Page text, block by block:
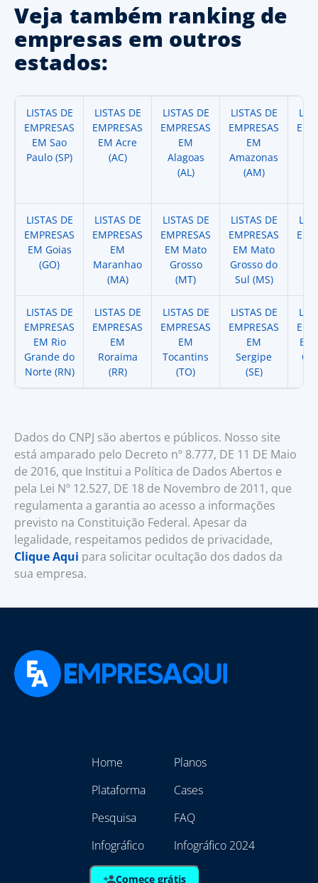
Veja também ranking de
empresas em outros
estados:
LISTAS DE
EMPRESAS
EM Sao
Paulo (SP)
LISTAS DE
EMPRESAS
EM Acre
(AC)
LISTAS DE
EMPRESAS
EM
Alagoas
(AL)
LISTAS DE
EMPRESAS
EM
Amazonas
(AM)
LISTAS DE
EMPRESAS
EM Goias
(GO)
LISTAS DE
EMPRESAS
EM
Maranhao
(MA)
LISTAS DE
EMPRESAS
EM Mato
Grosso
(MT)
LISTAS DE
EMPRESAS
EM Mato
Grosso do
Sul (MS)
LISTAS DE
EMPRESAS
EM Rio
Grande do
Norte (RN)
LISTAS DE
EMPRESAS
EM
Roraima
(RR)
LISTAS DE
EMPRESAS
EM
Tocantins
(TO)
LISTAS DE
EMPRESAS
EM
Sergipe
(SE)
EM
Dados do CNPJ são abertos e públicos. Nosso site
está amparado pelo Decreto nº 8.777, DE 11 DE Maio
de 2016, que Institui a Política de Dados Abertos e
pela Lei Nº 12.527, DE 18 de Novembro de 2011, que
regulamenta a garantia ao acesso a informações
previsto na Constituição Federal. Apesar da
legalidade, respeitamos pedidos de privacidade,
Clique Aqui para solicitar ocultação dos dados da
sua empresa.
Home
Plataforma
Pesquisa
Infográfico
Planos
Cases
FAQ
Infográfico 2024
Comece grátis